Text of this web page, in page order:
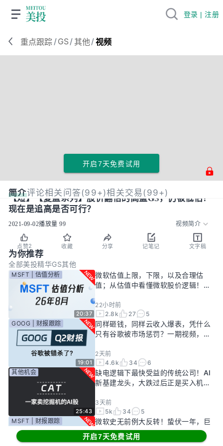
重点跟踪 /GS/ 其他/视频
开启7天免费试用
简介评论相关问答(99+)相关交易(99+)
【短】【复盘系列】股价翻倍的高盛GS，仍被低估？
现在是追高是否可行？
2021-09-02播放量 99 视频简介
点赞2 收藏 分享 记笔记 文字稿
为你推荐
全部美投精华GS其他
20:37
MSFT | 估值分析
微软估值上限，下限，以及合理估
值；从估值中看懂微软股价逻辑！
22小时前
2.8k
27 5
19:01
GOOG | 财报跟踪
同样砸钱，同样云收入爆表，凭什么
只有谷歌被市场惩罚？一期视频，告
2天前
4.6k
34 6
25:43
其他机会
缺电逻辑下最快受益的传统公司！AI
新基建龙头，大跌过后正是买入机
3天前
5k
34
5
MSFT | 财报跟踪
微软史无前例大反转！蛰伏一年，巨
头终于准备好起飞了？
开启7天免费试用
登录 | 注册